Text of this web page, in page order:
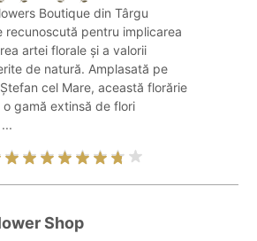
Boutique din Târgu
recunoscută pentru implicarea
artei florale și a valorii
de natură. Amplasată pe
cel Mare, această florărie
gamă extinsă de flori
Shop